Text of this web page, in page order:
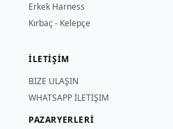
Erkek Harness
Kırbaç - Kelepçe
İLETİŞİM
BİZE ULAŞIN
WHATSAPP İLETİŞİM
PAZARYERLERİ